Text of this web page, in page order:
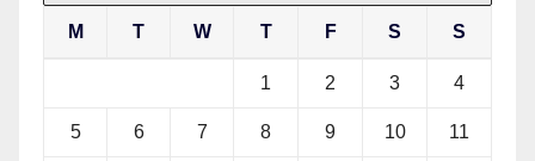
M T W T F S S
1 2 3 4
5 6 7 8 9 10 11